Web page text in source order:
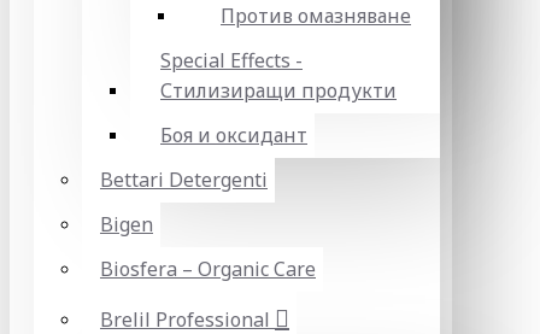
Против омазняване
Special Effects -
Стилизиращи продукти
Боя и оксидант
Bettari Detergenti
Bigen
Biosfera – Organic Care
Brelil Professional